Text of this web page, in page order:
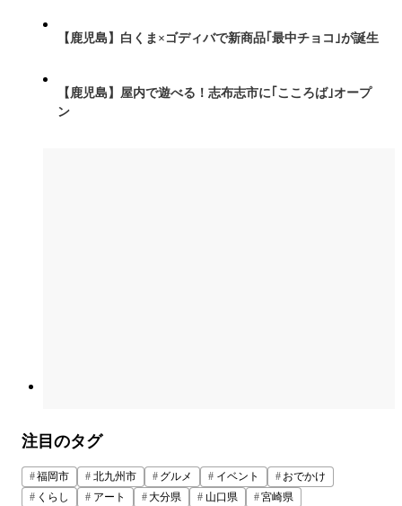
【鹿児島】白くま×ゴディバで新商品｢最中チョコ｣が誕生
【鹿児島】屋内で遊べる！志布志市に｢こころば｣オープ
ン
注目のタグ
福岡市 北九州市 グルメ イベント
おでかけ
くらし
アート 大分県 山口県 宮崎県